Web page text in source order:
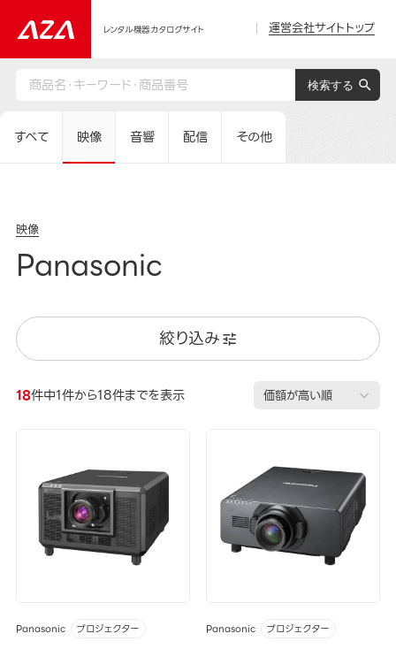
レンタル機器カタログサイト 運営会社サイトトップ
すべて 映像 音響 配信 その他
映像
Panasonic
絞り込み
18件中1件から18件までを表示
Panasonic プロジェクター Panasonic プロジェクター